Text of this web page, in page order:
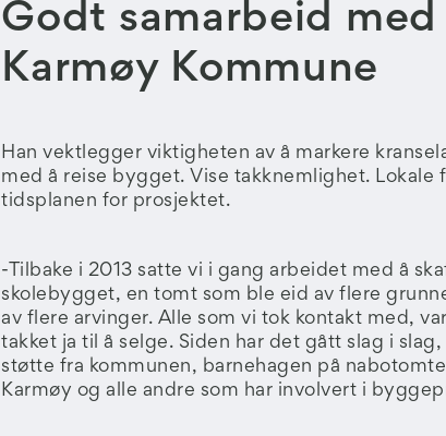
Godt samarbeid med
Karmøy Kommune
Han vektlegger viktigheten av å markere
med å reise bygget. Vise takknemlighet.
tidsplanen for prosjektet.
-Tilbake i 2013 satte vi i gang arbeidet med å
skolebygget, en tomt som ble eid av flere
av flere arvinger. Alle som vi tok kontakt med,
takket ja til å selge. Siden har det gått slag i
støtte fra kommunen, barnehagen på
Karmøy og alle andre som har involvert i